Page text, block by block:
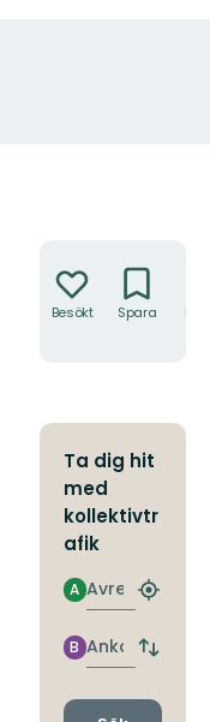
Besökt Spara
Ta dig hit
med
kollektivtr
afik
Avresa
A
Hitta
Ankomst
B
Byt
och